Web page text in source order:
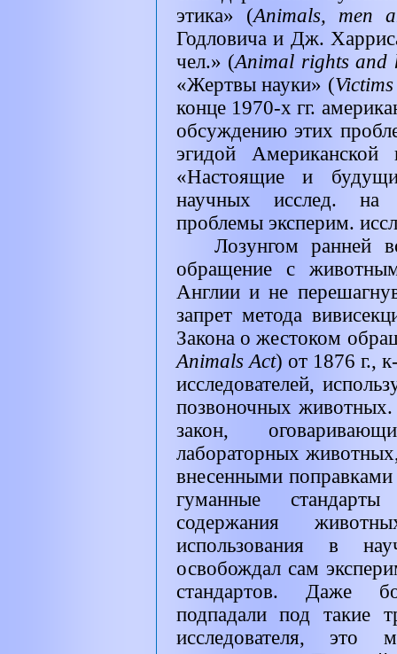
этика» (Animals, men
Годловича и Дж.
чел.» (Animal rights and
«Жертвы науки» (
конце 1970-х гг.
обсуждению этих
эгидой Американской
«Настоящие и
научных исслед. на
проблемы эксперим.
Лозунгом ранней
обращение с
Англии и не
запрет метода
Закона о жестоком
Animals Act) от 1876 г.,
исследователей,
позвоночных
закон,
лабораторных
внесенными
гуманные
содержания
использования в
освобождал сам
стандартов. Даже
подпадали под такие
исследователя,